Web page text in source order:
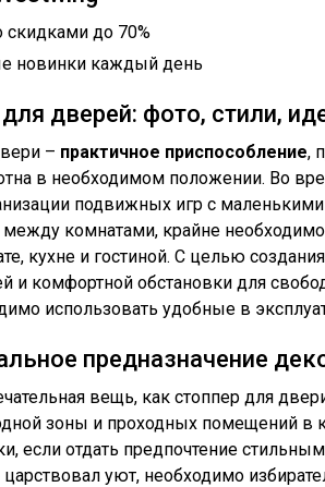
скидками до 70%
новинки каждый день
дверей: фото, стили,
– практичное приспособление,
в необходимом положении. Во
подвижных игр с
комнатами, крайне
кухне и гостиной. С целью
и комфортной обстановки для
использовать удобные в
предназначение
вещь, как стоппер для
зоны и проходных помещений в
если отдать предпочтение
уют, необходимо